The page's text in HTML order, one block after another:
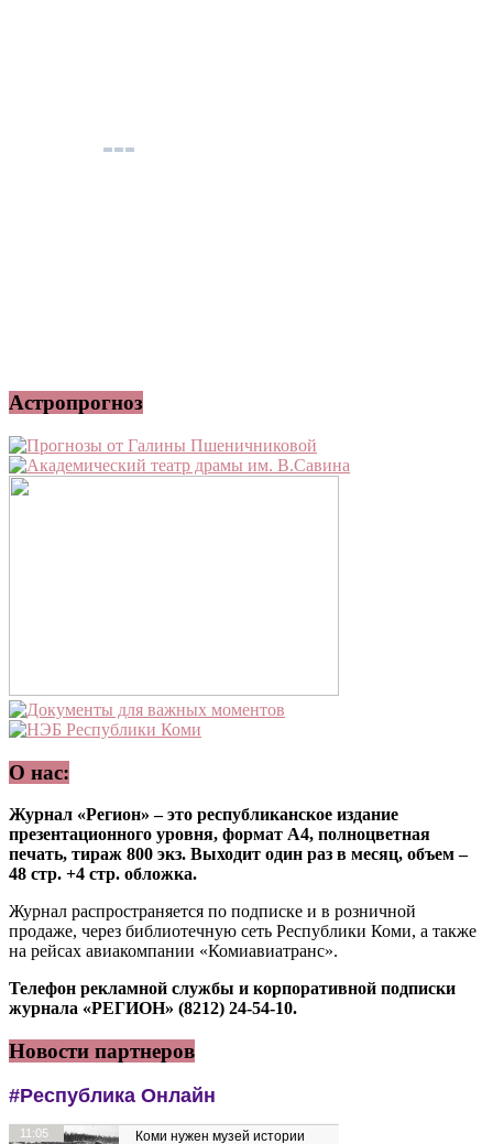
Астропрогноз
О нас:
Журнал «Регион» – это республиканское издание
презентационного уровня, формат А4, полноцветная
печать, тираж 800 экз. Выходит один раз в месяц, объем –
48 стр. +4 стр. обложка.
Журнал распространяется по подписке и в розничной
продаже, через библиотечную сеть Республики Коми, а также
на рейсах авиакомпании «Комиавиатранс».
Телефон рекламной службы и корпоративной подписки
журнала «РЕГИОН» (8212) 24-54-10.
Новости партнеров